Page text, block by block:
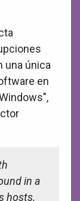
una única
en
in a
hosts.